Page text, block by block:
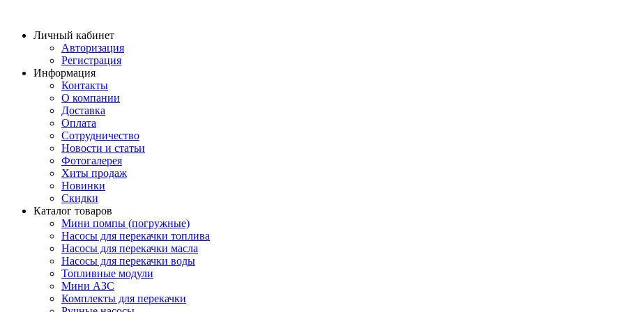
Личный кабинет
Авторизация
Регистрация
Информация
Контакты
О компании
Доставка
Оплата
Сотрудничество
Новости и статьи
Фотогалерея
Хиты продаж
Новинки
Скидки
Каталог товаров
Мини помпы (погружные)
Насосы для перекачки топлива
Насосы для перекачки масла
Насосы для перекачки воды
Топливные модули
Мини АЗС
Комплекты для перекачки